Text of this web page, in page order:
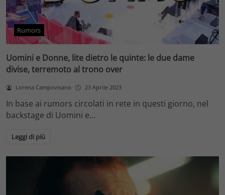
Rumors
Uomini e Donne, lite dietro le quinte: le due dame
divise, terremoto al trono over
Lorena Campovisano 23 Aprile 2023
In base ai rumors circolati in rete in questi giorno, nel
backstage di Uomini e…
Leggi di più